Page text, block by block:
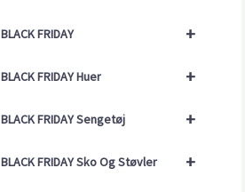
+
BLACK FRIDAY
+
BLACK FRIDAY Huer
+
BLACK FRIDAY Sengetøj
+
BLACK FRIDAY Sko Og Støvler